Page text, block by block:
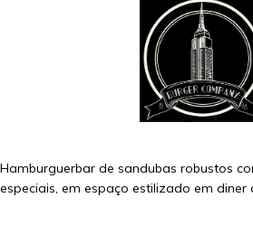
Hamburguerbar de sandubas robustos
especiais, em espaço estilizado em diner